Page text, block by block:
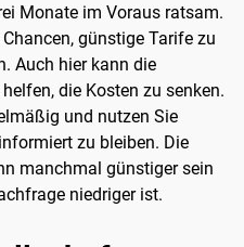
Monate im Voraus ratsam.
günstige Tarife zu
Auch hier kann die
die Kosten zu senken.
und nutzen Sie
zu bleiben. Die
manchmal günstiger sein
niedriger ist.